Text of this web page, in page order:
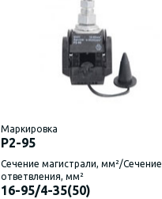
Маркировка
P2-95
Сечение магистрали, мм²/Сечение
ответвления, мм²
16-95/4-35(50)